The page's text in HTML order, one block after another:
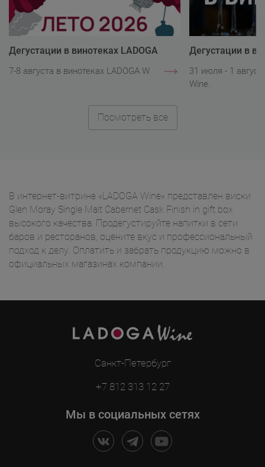
Дегустации в винотеках LADOGA
7-8 августа в винотеках LADOGA Wine.
Дегустации в
31 июля - 1
Wine.
Посмотреть все
В интернет-витрине «LADOGA Wine» представлен виски
Glen Moray Single Malt Cabernet Cask Finish in gift box
высокого качества. Продегустируйте напитки в сети
баров и ресторанов, оцените вкус и профессиональный
подход к делу. Оплатить и забрать продукцию можно в
официальных магазинах компании.
Санкт-Петербург
+7 812 313 12 27
Мы в социальных сетях